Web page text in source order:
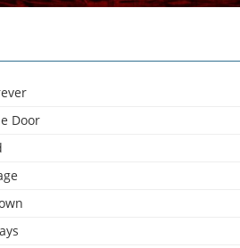
Door